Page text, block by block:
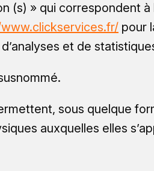
(s) » qui correspondent à
pour
et de
sous quelque
auxquelles elles